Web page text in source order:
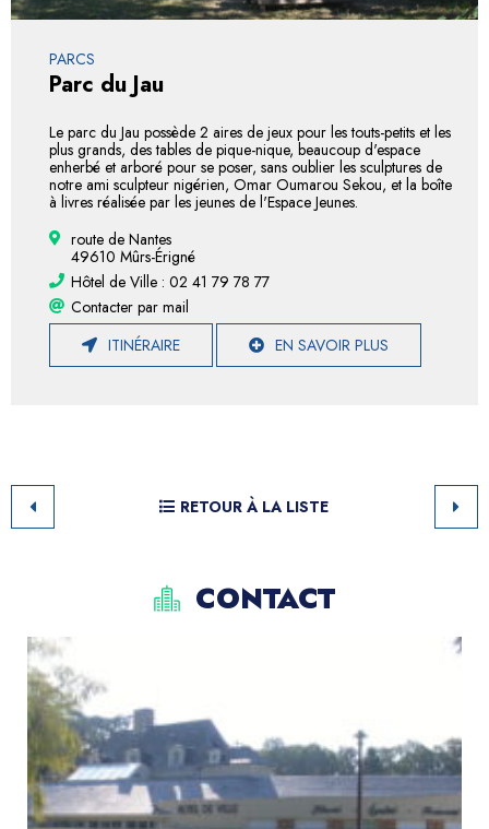
PARCS
Parc du Jau
Le parc du Jau possède 2 aires de jeux pour les touts-petits et les
plus grands, des tables de pique-nique, beaucoup d'espace
enherbé et arboré pour se poser, sans oublier les sculptures de
notre ami sculpteur nigérien, Omar Oumarou Sekou, et la boîte
à livres réalisée par les jeunes de l'Espace Jeunes.
route de Nantes
49610 Mûrs-Érigné
Hôtel de Ville : 02 41 79 78 77
Contacter par mail
ITINÉRAIRE
EN SAVOIR PLUS
RETOUR À LA LISTE
CONTACT